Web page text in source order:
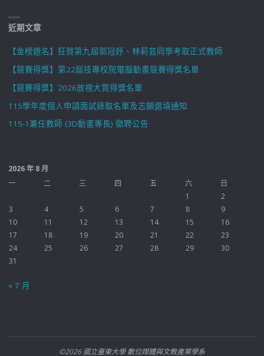
近期文章
【金榜題名】狂賀第九屆郭冠妤、林莉芸同學考取正式教師
【競賽得獎】第22屆技專校院電腦動畫競賽得獎名單
【競賽得獎】2026放視大賞得獎名單
115學年度個人申請面試錄取名單及志願選填通知
115-1兼任教師 (3D動畫專長) 徵聘公告
2026 年 8 月
一
二 三 四 五 六
日
1
2
3
4 5 6 7 8
9
10
11 12 13 14 15
16
17
18 19 20 21 22
23
24
25 26 27 28 29
30
31
« 7 月
©2026 國立臺東大學 數位媒體與文教產業學系